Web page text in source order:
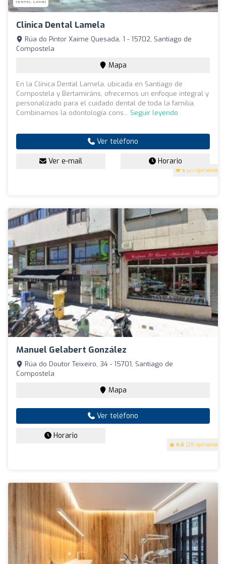
Clinica Dental Lamela
5 (27 opiniones)
Rúa do Pintor Xaime Quesada, 1 - 15702, Santiago de
Compostela
Mapa
En la Clínica Dental Lamela, ubicada en Santiago de
Compostela y Bertamiráns, ofrecemos un enfoque integral y
personalizado para el cuidado dental de toda la familia.
Combinamos la odontología cons... Seguir leyendo
Ver teléfono
Ver e-mail Horario
Manuel Gelabert González
4.6 (28 opiniones)
Rúa do Doutor Teixeiro, 34 - 15701, Santiago de
Compostela
Mapa
Ver teléfono
Horario